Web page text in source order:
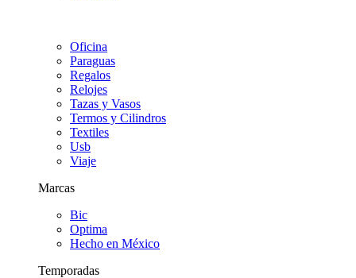
Oficina
Paraguas
Regalos
Relojes
Tazas y Vasos
Termos y Cilindros
Textiles
Usb
Viaje
Marcas
Bic
Optima
Hecho en México
Temporadas